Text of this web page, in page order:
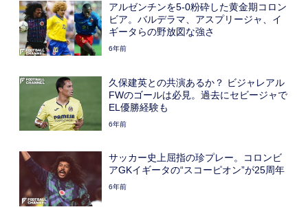
アルゼンチンを5-0粉砕した黄金期コロン
ビア。バルデラマ、アスプリージャ、イ
ギータらの野放図な強さ
6年前
久保建英との共演あるか？ ビジャレアル
FWのゴールは必見。過去にセビージャで
EL優勝経験も
6年前
サッカー史上屈指の珍プレー。コロンビ
アGKイギータの“スコーピオン”が25周年
6年前